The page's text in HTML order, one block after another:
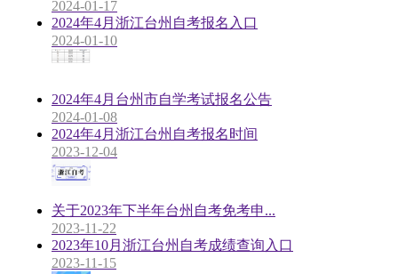
2024-01-17
2024年4月浙江台州自考报名入口
2024-01-10
2024年4月台州市自学考试报名公告
2024-01-08
2024年4月浙江台州自考报名时间
2023-12-04
关于2023年下半年台州自考免考申...
2023-11-22
2023年10月浙江台州自考成绩查询入口
2023-11-15